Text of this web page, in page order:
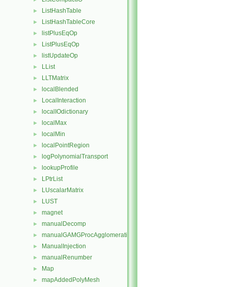
► ListHashTable
► ListHashTableCore
► listPlusEqOp
► ListPlusEqOp
► listUpdateOp
► LList
► LLTMatrix
► localBlended
► LocalInteraction
► localIOdictionary
► localMax
► localMin
► localPointRegion
► logPolynomialTransport
► lookupProfile
► LPtrList
► LUscalarMatrix
► LUST
► magnet
► manualDecomp
► manualGAMGProcAgglomeration
► ManualInjection
► manualRenumber
► Map
► mapAddedPolyMesh